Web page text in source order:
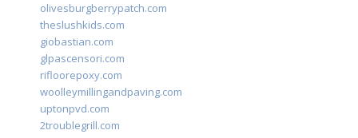
olivesburgberrypatch.com
theslushkids.com
giobastian.com
glpascensori.com
rifloorepoxy.com
woolleymillingandpaving.com
uptonpvd.com
2troublegrill.com